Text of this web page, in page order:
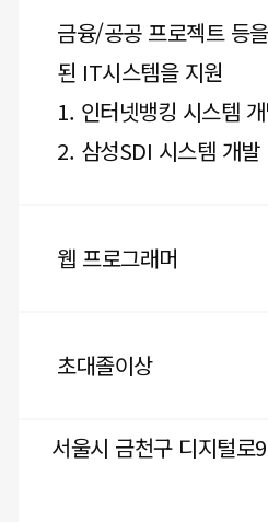
금융/공공 프로젝트 등
된 IT시스템을 지원
1. 인터넷뱅킹 시스템
2. 삼성SDI 시스템 개발
웹 프로그래머
초대졸이상
서울시 금천구 디지털